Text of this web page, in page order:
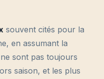
souvent cités pour la
en assumant la
sont pas toujours
saison, et les plus